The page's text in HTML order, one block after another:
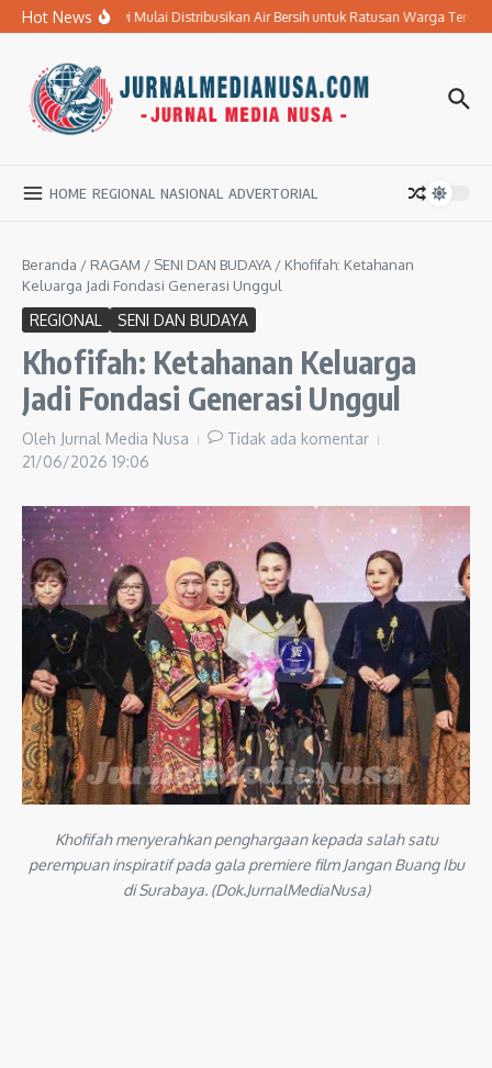
Lewati ke konten
Hot News
BPBD Ngawi Mulai Distribusikan Air Bersih untuk Ratusan Warga
HOME REGIONAL NASIONAL ADVERTORIAL
Beranda / RAGAM / SENI DAN BUDAYA / Khofifah: Ketahanan
Keluarga Jadi Fondasi Generasi Unggul
REGIONAL SENI DAN BUDAYA
Khofifah: Ketahanan Keluarga
Jadi Fondasi Generasi Unggul
Oleh Jurnal Media Nusa
Tidak ada komentar
21/06/2026 19:06
Khofifah menyerahkan penghargaan kepada salah satu
perempuan inspiratif pada gala premiere film Jangan Buang Ibu
di Surabaya. (Dok.JurnalMediaNusa)